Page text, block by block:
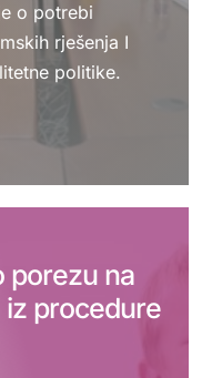
o potrebi
rješenja I
politike.
porezu na
procedure